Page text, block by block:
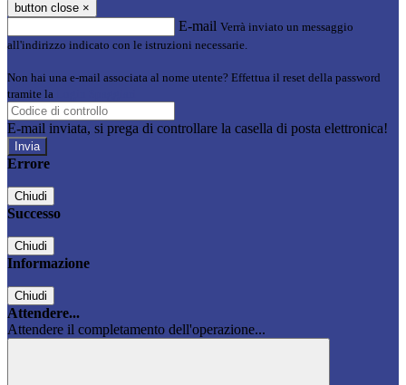
button close ×
E-mail Verrà inviato un messaggio
all'indirizzo indicato con le istruzioni necessarie.
Non hai una e-mail associata al nome utente? Effettua il reset della password
tramite la
E-mail inviata, si prega di controllare la casella di posta elettronica!
Errore
Chiudi
Successo
Chiudi
Informazione
Chiudi
Attendere...
Attendere il completamento dell'operazione...